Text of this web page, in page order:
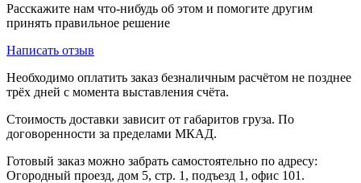
Расскажите нам что-нибудь об этом и помогите другим
принять правильное решение
Написать отзыв
Необходимо оплатить заказ безналичным расчётом не позднее
трёх дней с момента выставления счёта.
Стоимость доставки зависит от габаритов груза. По
договоренности за пределами МКАД.
Готовый заказ можно забрать самостоятельно по адресу:
Огородный проезд, дом 5, стр. 1, подъезд 1, офис 101.